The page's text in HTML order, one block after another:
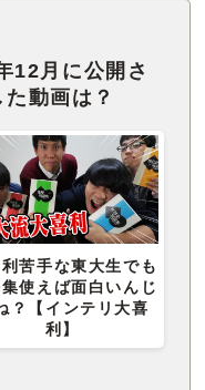
12月に公開さ
動画は？
苦手な東大生でも
使えば面白いんじ
？【インテリ大喜
利】